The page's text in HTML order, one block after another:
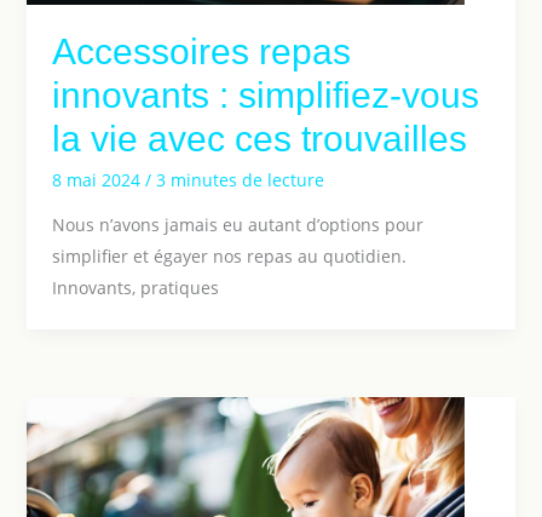
Accessoires repas
innovants : simplifiez-vous
la vie avec ces trouvailles
8 mai 2024 / 3 minutes de lecture
Nous n’avons jamais eu autant d’options pour
simplifier et égayer nos repas au quotidien.
Innovants, pratiques